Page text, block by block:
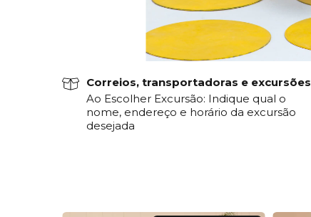
Correios, transportadoras e excursões
Ao Escolher Excursão: Indique qual o
nome, endereço e horário da excursão
desejada